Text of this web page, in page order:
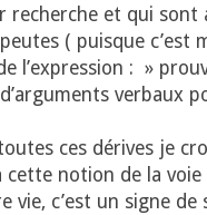
recherche et qui sont
( puisque c’est
l’expression : »
d’arguments verbaux
ces dérives je
notion de la voie
vie, c’est un signe de